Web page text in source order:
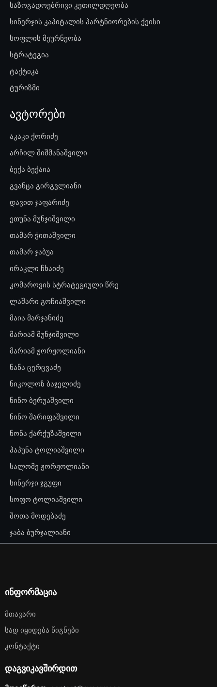
საზოგადოებრივი კეთილდღეობა
სინერჯის კაპიტალის პარტნიორების ქეისი
სოფლის მეურნეობა
სტრატეგია
ტაქტიკა
ტურიზმი
ავტორები
აკაკი ქორიძე
არჩილ შიშმანაშვილი
ბექა ბექაია
გვანცა გირგვლიანი
დავით ჯაფარიძე
ეთუნა მუნჯიშვილი
თამარ ჭითაშვილი
თამარ ჯაბუა
ირაკლი ჩხაიძე
კომაროვის სტრატეგიული წრე
ლაშარი გოჩიაშვილი
მაია მარჯანიძე
მარიამ მუნჯიშვილი
მარიამ ჟორჟოლიანი
ნანა ცერცვაძე
ნიკოლოზ ბაჯელიძე
ნინო ბერუაშვილი
ნინო შარიფაშვილი
ნონა ქარქუზაშვილი
პაპუნა ტოლიაშვილი
სალომე ჟორჟოლიანი
სინერჯი ჯგუფი
სოფო ტოლიაშვილი
შოთა მოდებაძე
ჯაბა ბურჯალიანი
ინფორმაცია
Მთავარი
Სად Იყიდება Წიგნები
Კონტაქტი
დაგვიკავშირდით